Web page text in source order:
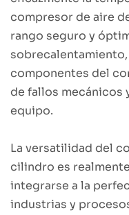
compresor de aire
rango seguro y
componentes del
de fallos mecánicos
equipo.
La versatilidad del
cilindro es
integrarse a la
industrias y